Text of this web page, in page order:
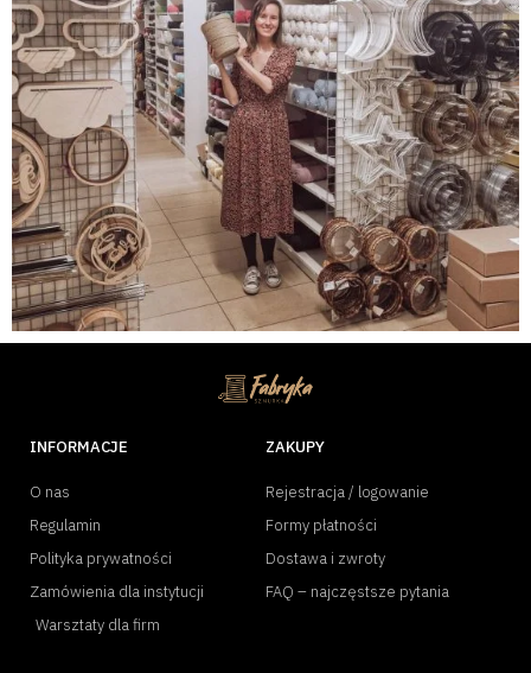
INFORMACJE
O nas
Regulamin
Polityka prywatności
Zamówienia dla instytucji
Warsztaty dla firm
ZAKUPY
Rejestracja / logowanie
Formy płatności
Dostawa i zwroty
FAQ – najczęstsze pytania